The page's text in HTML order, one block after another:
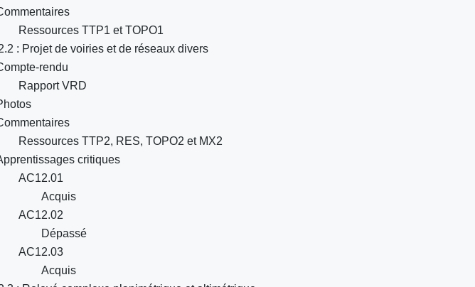
Ressources TTP1 et TOPO1
: Projet de voiries et de réseaux divers
rendu
Rapport VRD
Ressources TTP2, RES, TOPO2 et MX2
critiques
AC12.01
Acquis
AC12.02
Dépassé
AC12.03
Acquis